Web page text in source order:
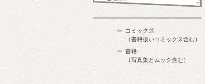
コミックス
（書籍扱いコミックス含む）
書籍
（写真集とムック含む）